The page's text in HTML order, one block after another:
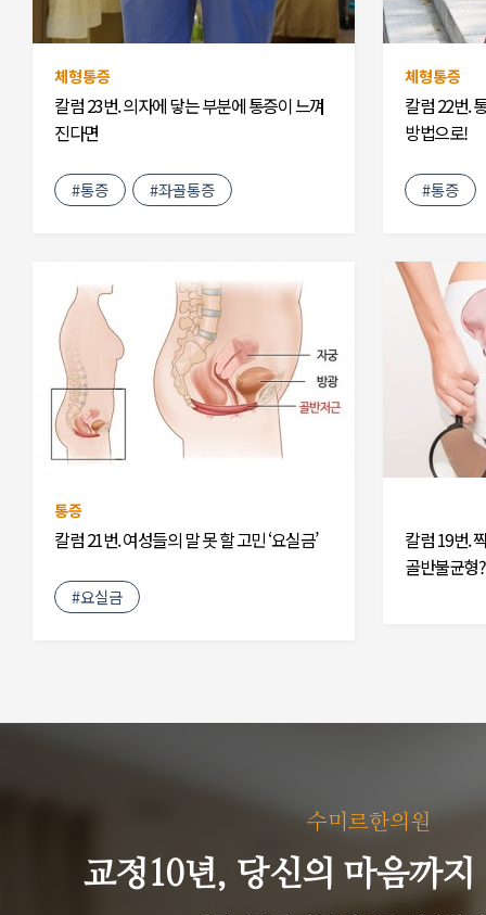
체형통증
칼럼 23번. 의자에 닿는 부분에 통증이 느껴
진다면
#통증 #좌골통증
체형통증
칼럼 22번.
방법으로!
#통증
통증
칼럼 21번. 여성들의 말 못 할 고민 ‘요실금’
#요실금
칼럼 19번.
골반불균형?
수미르한의원
교정10년, 당신의 마음까지